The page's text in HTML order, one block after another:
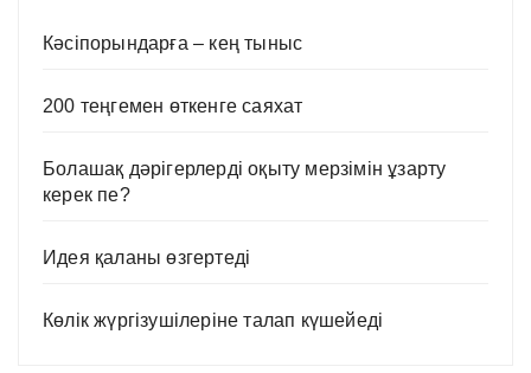
Кәсіпорындарға – кең тыныс
200 теңгемен өткенге саяхат
Болашақ дәрігерлерді оқыту мерзімін ұзарту
керек пе?
Идея қаланы өзгертеді
Көлік жүргізушілеріне талап күшейеді